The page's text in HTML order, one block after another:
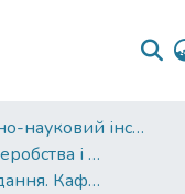
Навчально-науковий інститут агротехнологій, селекції та екології
Кафедра землеробства і агрохімії ім. В.І.Сазанова
Друковані видання. Кафедра землеробства і агрохімії ім. В.І.Сазанова